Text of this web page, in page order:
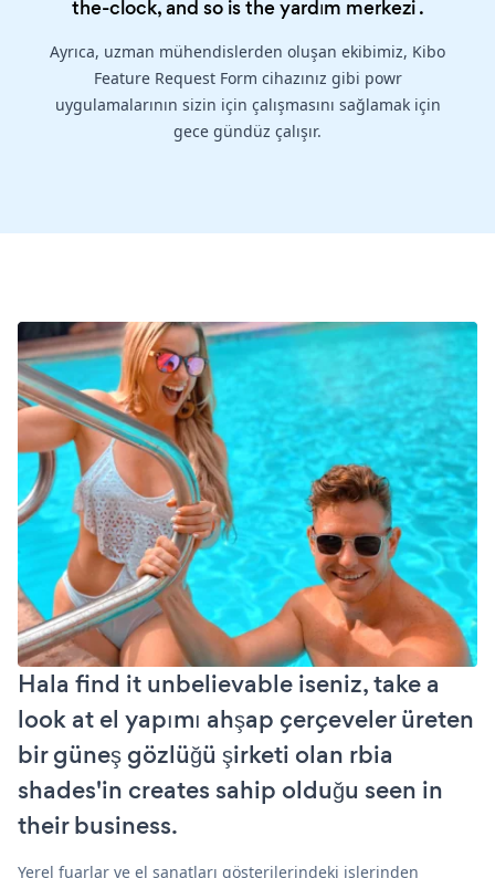
the-clock, and so is theyardım merkezi.
Ayrıca, uzman mühendislerden oluşan ekibimiz, Kibo
Feature Request Form cihazınız gibi powr
uygulamalarının sizin için çalışmasını sağlamak için
gece gündüz çalışır.
Hala find it unbelievable iseniz, take a
look at el yapımı ahşap çerçeveler üreten
bir güneş gözlüğü şirketi olan rbia
shades'in creates sahip olduğu seen in
their business.
Yerel fuarlar ve el sanatları gösterilerindeki işlerinden